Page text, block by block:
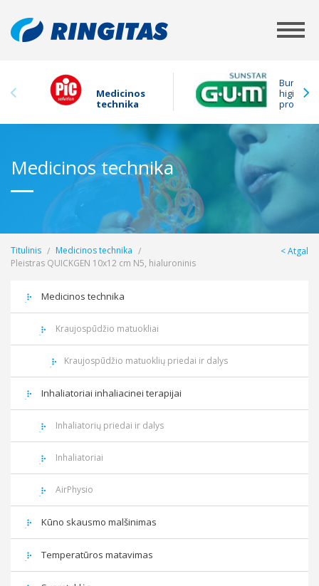
Medicinos
technika
Burnos
higienos
Medicinos technika
Atgal
Titulinis
Medicinos technika
Pleistras QUICKGEN 10x12 cm N5, hialuroninis
Medicinos technika
Kraujospūdžio matuokliai
Kraujospūdžio matuoklių priedai ir dalys
Inhaliatoriai inhaliacinei terapijai
Inhaliatorių priedai ir dalys
Inhaliatoriai
AirPhysio
Kūno skausmo malšinimas
Temperatūros matavimas